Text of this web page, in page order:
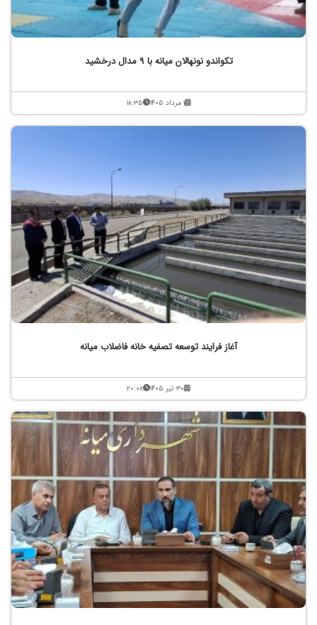
تکواندو نونهالان میانه با ۹ مدال درخشید
۱ مرداد ۱۴۰۵ ۱۸:۳۵
آغاز فرایند توسعه تصفیه خانه فاضلاب میانه
۳۰ تیر ۱۴۰۵ ۲۰:۰۸